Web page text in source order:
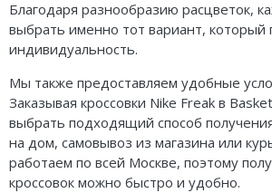
Благодаря разнообразию расцветок,
выбрать именно тот вариант, который
индивидуальность.
Мы также предоставляем удобные
Заказывая кроссовки Nike Freak в
выбрать подходящий способ
на дом, самовывоз из магазина или
работаем по всей Москве, поэтому
кроссовок можно быстро и удобно.